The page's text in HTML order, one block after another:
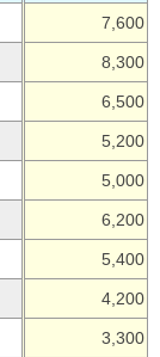
7,600
8,300
6,500
5,200
5,000
6,200
5,400
4,200
3,300